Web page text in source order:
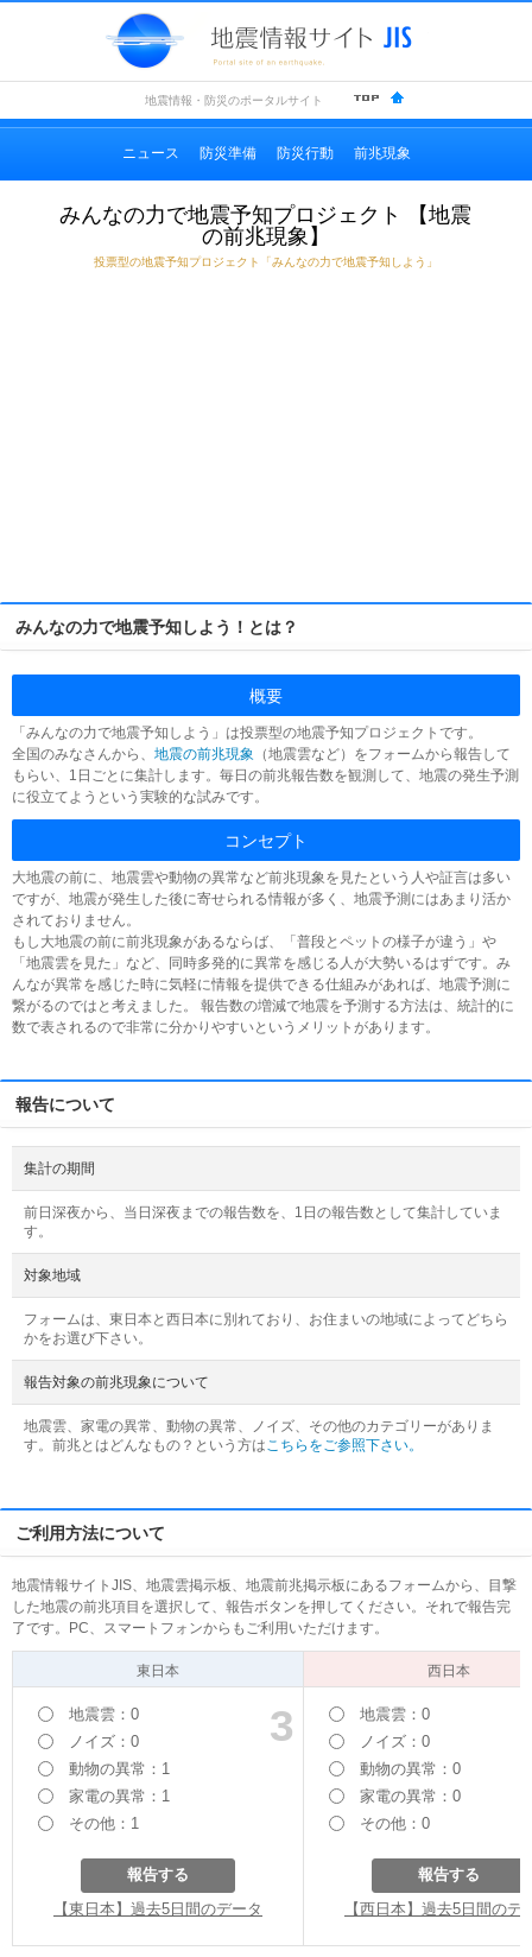
地震情報・防災のポータルサイト
ニュース 防災準備 防災行動 前兆現象
みんなの力で地震予知プロジェクト 【地震
の前兆現象】
投票型の地震予知プロジェクト「みんなの力で地震予知しよう」
みんなの力で地震予知しよう！とは？
概要
「みんなの力で地震予知しよう」は投票型の地震予知プロジェクトです。
全国のみなさんから、 地震の前兆現象 （地震雲など）をフォームから報告して
もらい、1日ごとに集計します。毎日の前兆報告数を観測して、地震の発生予測
に役立てようという実験的な試みです。
コンセプト
大地震の前に、地震雲や動物の異常など前兆現象を見たという人や証言は多い
ですが、地震が発生した後に寄せられる情報が多く、地震予測にはあまり活か
されておりません。
もし大地震の前に前兆現象があるならば、「普段とペットの様子が違う」や
「地震雲を見た」など、同時多発的に異常を感じる人が大勢いるはずです。み
んなが異常を感じた時に気軽に情報を提供できる仕組みがあれば、地震予測に
繋がるのではと考えました。 報告数の増減で地震を予測する方法は、統計的に
数で表されるので非常に分かりやすいというメリットがあります。
報告について
集計の期間
前日深夜から、当日深夜までの報告数を、1日の報告数として集計していま
す。
対象地域
フォームは、東日本と西日本に別れており、お住まいの地域によってどちら
かをお選び下さい。
報告対象の前兆現象について
地震雲、家電の異常、動物の異常、ノイズ、その他のカテゴリーがありま
す。前兆とはどんなもの？という方はこちらをご参照下さい。
ご利用方法について
地震情報サイトJIS、地震雲掲示板、地震前兆掲示板にあるフォームから、目撃
した地震の前兆項目を選択して、報告ボタンを押してください。それで報告完
了です。PC、スマートフォンからもご利用いただけます。
東日本 西日本